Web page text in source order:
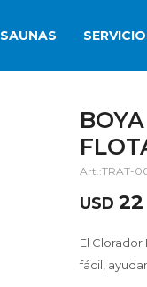
SAUNAS
TRAT-
USD 22
El
fácil,